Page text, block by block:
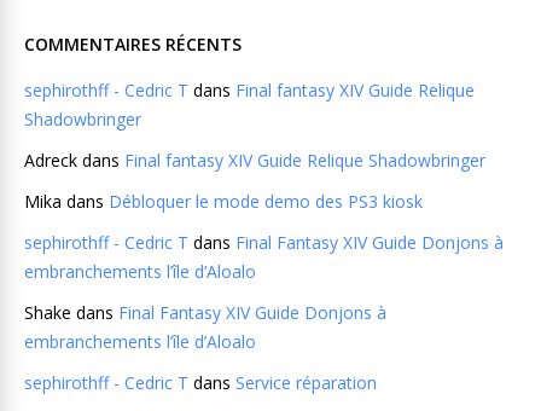
COMMENTAIRES RÉCENTS
sephirothff - Cedric T dans Final fantasy XIV Guide Relique
Shadowbringer
Adreck dans Final fantasy XIV Guide Relique Shadowbringer
Mika dans Débloquer le mode demo des PS3 kiosk
sephirothff - Cedric T dans Final Fantasy XIV Guide Donjons à
embranchements l’île d’Aloalo
Shake dans Final Fantasy XIV Guide Donjons à
embranchements l’île d’Aloalo
sephirothff - Cedric T dans Service réparation